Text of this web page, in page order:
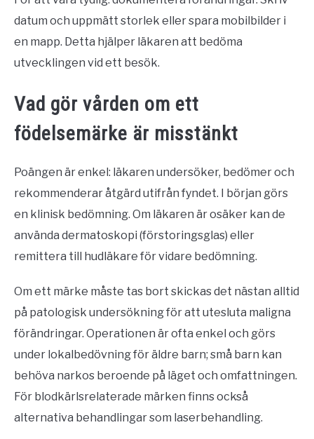
datum och uppmätt storlek eller spara mobilbilder i
en mapp. Detta hjälper läkaren att bedöma
utvecklingen vid ett besök.
Vad gör vården om ett
födelsemärke är misstänkt
Poängen är enkel: läkaren undersöker, bedömer och
rekommenderar åtgärd utifrån fyndet. I början görs
en klinisk bedömning. Om läkaren är osäker kan de
använda dermatoskopi (förstoringsglas) eller
remittera till hudläkare för vidare bedömning.
Om ett märke måste tas bort skickas det nästan alltid
på patologisk undersökning för att utesluta maligna
förändringar. Operationen är ofta enkel och görs
under lokalbedövning för äldre barn; små barn kan
behöva narkos beroende på läget och omfattningen.
För blodkärlsrelaterade märken finns också
alternativa behandlingar som laserbehandling.